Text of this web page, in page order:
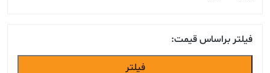
فیلتر براساس قیمت:
فیلتر